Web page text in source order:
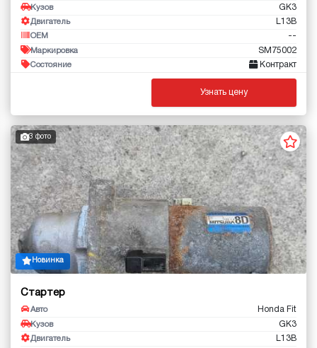
Кузов GK3
Двигатель L13B
OEM --
Маркировка SM75002
Состояние Контракт
Узнать цену
3 фото
Новинка
Стартер
Авто Honda Fit
Кузов GK3
Двигатель L13B